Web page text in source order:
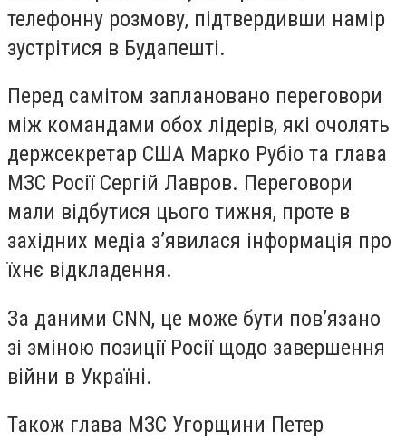
телефонну розмову, підтвердивши намір
зустрітися в Будапешті.
Перед самітом заплановано переговори
між командами обох лідерів, які очолять
держсекретар США Марко Рубіо та глава
МЗС Росії Сергій Лавров. Переговори
мали відбутися цього тижня, проте в
західних медіа з’явилася інформація про
їхнє відкладення.
За даними CNN, це може бути пов’язано
зі зміною позиції Росії щодо завершення
війни в Україні.
Також глава МЗС Угорщини Петер